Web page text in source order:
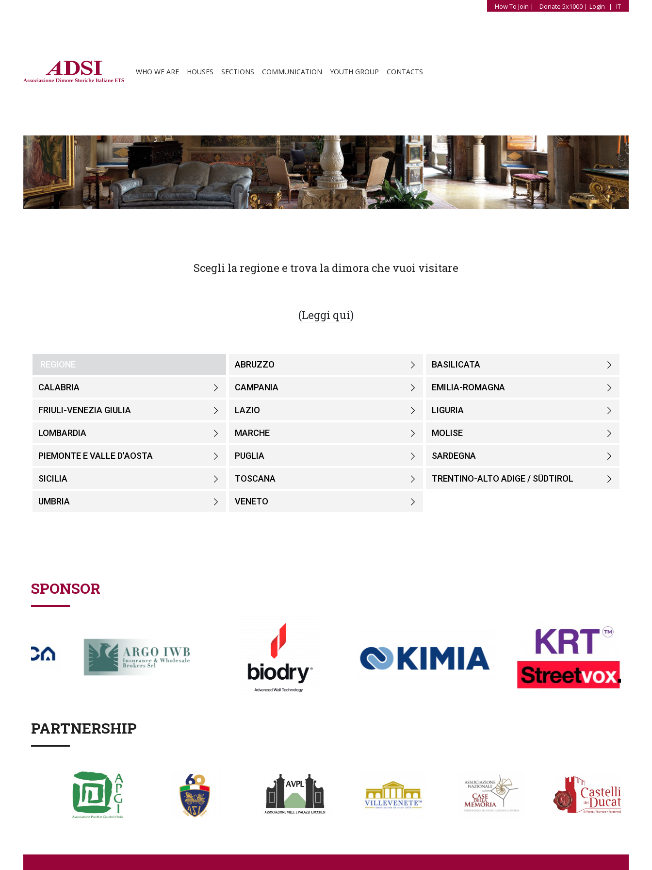
How To Join | Donate 5x1000 | Login | IT
WHO WE ARE HOUSES SECTIONS COMMUNICATION YOUTH GROUP CONTACTS
Scegli la regione e trova la dimora che vuoi visitare
(Leggi qui)
REGIONE ABRUZZO BASILICATA
CALABRIA CAMPANIA EMILIA-ROMAGNA
FRIULI-VENEZIA GIULIA LAZIO LIGURIA
LOMBARDIA MARCHE MOLISE
PIEMONTE E VALLE D'AOSTA PUGLIA SARDEGNA
SICILIA TOSCANA TRENTINO-ALTO ADIGE / SÜDTIROL
UMBRIA VENETO
SPONSOR
PARTNERSHIP